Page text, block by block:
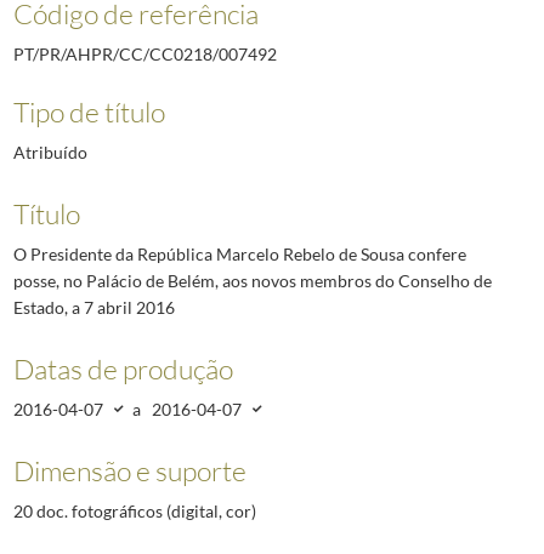
Código de referência
PT/PR/AHPR/CC/CC0218/007492
Tipo de título
Atribuído
Título
O Presidente da República Marcelo Rebelo de Sousa confere
posse, no Palácio de Belém, aos novos membros do Conselho de
Estado, a 7 abril 2016
Datas de produção
2016-04-07 a 2016-04-07
Dimensão e suporte
20 doc. fotográficos (digital, cor)